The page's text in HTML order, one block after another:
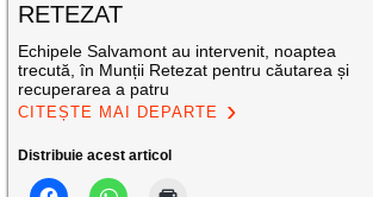
RETEZAT
Echipele Salvamont au intervenit, noaptea
trecută, în Munții Retezat pentru căutarea și
recuperarea a patru
CITEȘTE MAI DEPARTE
Distribuie acest articol